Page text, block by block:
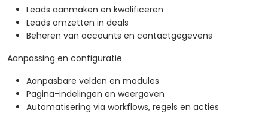
Leads aanmaken en kwalificeren
Leads omzetten in deals
Beheren van accounts en contactgegevens
Aanpassing en configuratie
Aanpasbare velden en modules
Pagina-indelingen en weergaven
Automatisering via workflows, regels en acties